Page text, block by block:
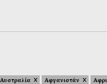
Αυστραλία Αφγανιστάν